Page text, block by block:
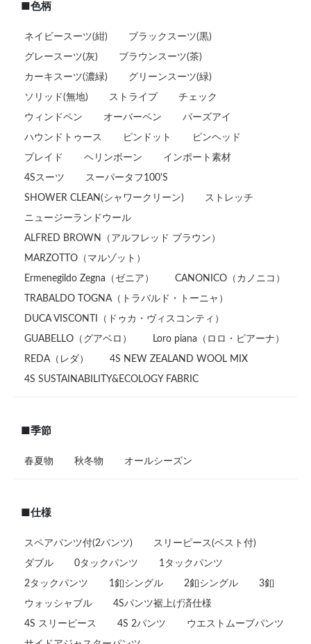
■色柄
ネイビースーツ(紺) ブラックスーツ(黒)
グレースーツ(灰) ブラウンスーツ(茶)
カーキスーツ(濃緑) グリーンスーツ(緑)
ソリッド(無地) ストライプ チェック
ウィンドペン オーバーペン バーズアイ
ハウンドトゥース ピンドット ピンヘッド
プレイド ヘリンボーン インポート素材
4Sスーツ スーパータフ100'S
SHOWER CLEAN(シャワークリーン) ストレッチ
ニュージーランドウール
ALFRED BROWN（アルフレッド ブラウン）
MARZOTTO（マルゾット）
Ermenegildo Zegna（ゼニア） CANONICO（カノニコ）
TRABALDO TOGNA（トラバルド・トーニャ）
DUCA VISCONTI（ドゥカ・ヴィスコンティ）
GUABELLO（グアベロ） Loro piana（ロロ・ピアーナ）
REDA（レダ） 4S NEW ZEALAND WOOL MIX
4S SUSTAINABILITY&ECOLOGY FABRIC
■季節
春夏物 秋冬物 オールシーズン
■仕様
スペアパンツ付(2パンツ) スリーピース(ベスト付)
ダブル 0タックパンツ 1タックパンツ
2タックパンツ 1釦シングル 2釦シングル 3釦
ウォッシャブル 4Sパンツ裾上げ済仕様
4S スリーピース 4S 2パンツ ウエストムーブパンツ